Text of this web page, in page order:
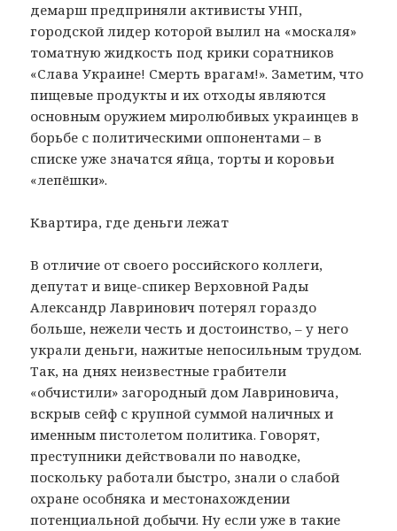
демарш предприняли активисты УНП,
городской лидер которой вылил на «москаля»
томатную жидкость под крики соратников
«Слава Украине! Смерть врагам!». Заметим, что
пищевые продукты и их отходы являются
основным оружием миролюбивых украинцев в
борьбе с политическими оппонентами – в
списке уже значатся яйца, торты и коровьи
«лепёшки».
Квартира, где деньги лежат
В отличие от своего российского коллеги,
депутат и вице-спикер Верховной Рады
Александр Лавринович потерял гораздо
больше, нежели честь и достоинство, – у него
украли деньги, нажитые непосильным трудом.
Так, на днях неизвестные грабители
«обчистили» загородный дом Лавриновича,
вскрыв сейф с крупной суммой наличных и
именным пистолетом политика. Говорят,
преступники действовали по наводке,
поскольку работали быстро, знали о слабой
охране особняка и местонахождении
потенциальной добычи. Ну если уже в такие